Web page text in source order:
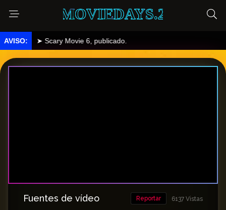
MOVIEDAYS.2
➤ Scary Movie 6, publicado.
Fuentes de vídeo 6137 Vistas
Reportar